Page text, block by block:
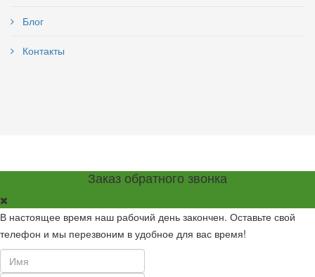
Блог
Контакты
Заказ обратного звонка
В настоящее время наш рабочий день закончен. Оставьте свой
телефон и мы перезвоним в удобное для вас время!